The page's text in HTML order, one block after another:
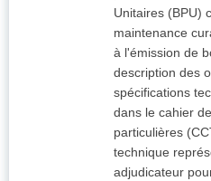
Unitaires (BPU)
maintenance
à l'émission de
description des
spécifications
dans le cahier
particulières
technique
adjudicateur